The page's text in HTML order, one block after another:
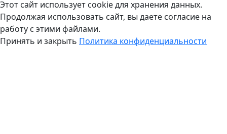
Этот сайт использует cookie для хранения данных.
Продолжая использовать сайт, вы даете согласие на
работу с этими файлами.
Принять и закрыть Политика конфиденциальности